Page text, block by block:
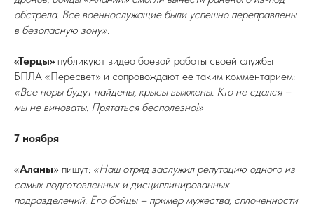
обстрела. Все военнослужащие были успешно переправлены
в безопасную зону».
«Терцы» публикуют видео боевой работы своей службы
БПЛА «Пересвет» и сопровождают ее таким комментарием:
«Все норы будут найдены, крысы выжжены. Кто не сдался –
мы не виноваты. Прятаться бесполезно!»
7 ноября
«Аланы» пишут: «Наш отряд заслужил репутацию одного из
самых подготовленных и дисциплинированных
подразделений. Его бойцы – пример мужества, сплоченности